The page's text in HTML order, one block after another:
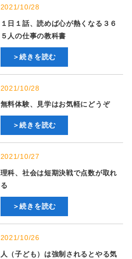
2021/10/28
１日１話、読めば心が熱くなる３６
５人の仕事の教科書
＞続きを読む
2021/10/28
無料体験、見学はお気軽にどうぞ
＞続きを読む
2021/10/27
理科、社会は短期決戦で点数が取れ
る
＞続きを読む
2021/10/26
人（子ども）は強制されるとやる気